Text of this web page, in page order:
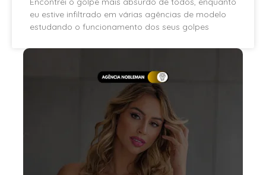
eu estive infiltrado em várias agências de modelo
estudando o funcionamento dos seus golpes